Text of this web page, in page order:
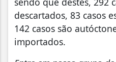
descartados, 83 casos
142 casos são
importados.